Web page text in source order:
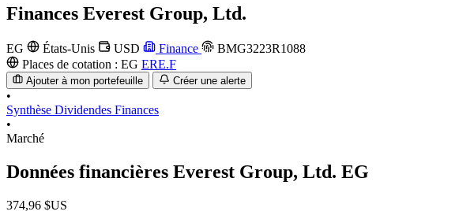
Finances Everest Group, Ltd.
EG États-Unis USD Finance
BMG3223R1088
Places de cotation : EG ERE.F
Ajouter à mon portefeuille Créer une alerte
•
Synthèse Dividendes Finances
•
Marché
Données financières Everest Group, Ltd. EG
374,96 $US